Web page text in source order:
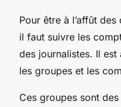
Pour être à l’affût
il faut suivre les
des journalistes. Il
les groupes et les
Ces groupes sont